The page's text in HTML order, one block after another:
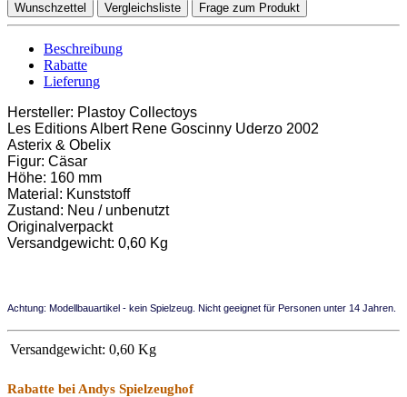
Wunschzettel Vergleichsliste Frage zum Produkt
Beschreibung
Rabatte
Lieferung
Hersteller: Plastoy Collectoys
Les Editions Albert Rene Goscinny Uderzo 2002
Asterix & Obelix
Figur: Cäsar
Höhe: 160 mm
Material: Kunststoff
Zustand: Neu / unbenutzt
Originalverpackt
Versandgewicht: 0,60 Kg
Achtung: Modellbauartikel - kein Spielzeug. Nicht geeignet für Personen unter 14 Jahren.
Versandgewicht: 0,60 Kg
Rabatte bei Andys Spielzeughof